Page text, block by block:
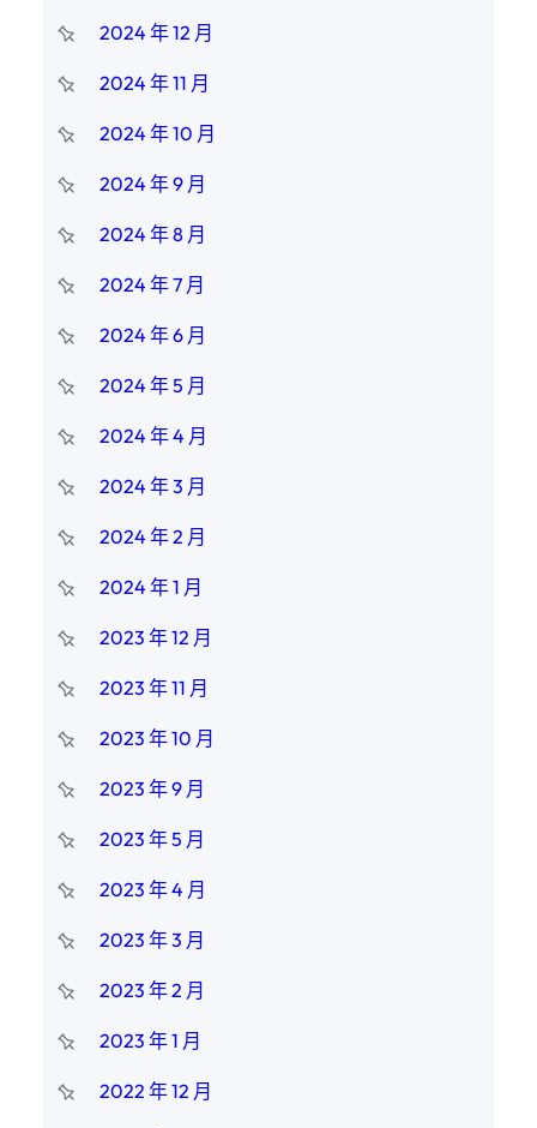
2024 年 12 月
2024 年 11 月
2024 年 10 月
2024 年 9 月
2024 年 8 月
2024 年 7 月
2024 年 6 月
2024 年 5 月
2024 年 4 月
2024 年 3 月
2024 年 2 月
2024 年 1 月
2023 年 12 月
2023 年 11 月
2023 年 10 月
2023 年 9 月
2023 年 5 月
2023 年 4 月
2023 年 3 月
2023 年 2 月
2023 年 1 月
2022 年 12 月